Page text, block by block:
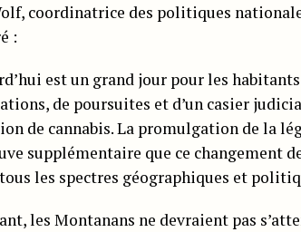
coordinatrice des politiques
:
est un grand jour pour les
de poursuites et d’un casier
de cannabis. La promulgation de la
supplémentaire que ce changement
les spectres géographiques et
les Montanans ne devraient pas